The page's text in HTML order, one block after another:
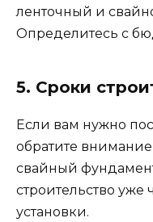
ленточный и
Определитесь с
5. Сроки
Если вам нужно
обратите
свайный
строительство уже
установки.